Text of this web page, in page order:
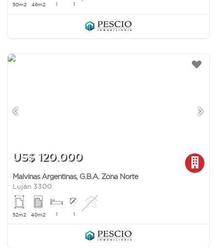
50m2 46m2 1 1
US$ 120.000
Malvinas Argentinas, G.B.A. Zona Norte
Luján 3300
52m2 40m2 1 1